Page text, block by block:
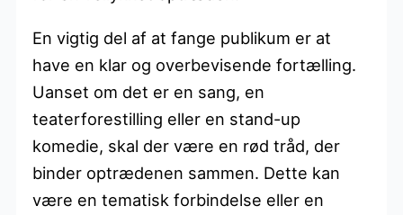
En vigtig del af at fange publikum er at
have en klar og overbevisende fortælling.
Uanset om det er en sang, en
teaterforestilling eller en stand-up
komedie, skal der være en rød tråd, der
binder optrædenen sammen. Dette kan
være en tematisk forbindelse eller en